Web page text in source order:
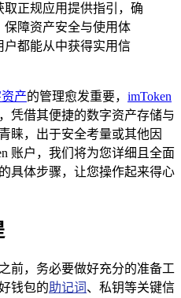
取正规应用提供指引，确
障资产安全与使用体
都能从中获得实用信
产的管理愈发重要， imToken
凭借其便捷的数字资产存储与
睐，出于安全考量或其他因
账户，我们将为您详细且全面
具体步骤，让您操作起来得心
前，务必要做好充分的准备工
钱包的助记词 、私钥等关键信